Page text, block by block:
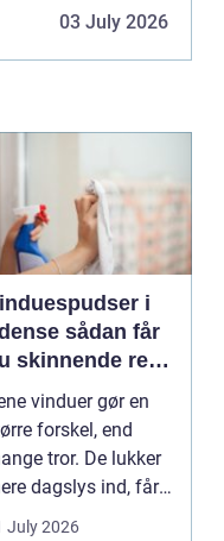
til at forbedre ...
03 July 2026
i
sådan får
skinnende rene
året rundt
vinduer gør en
forskel, end
tror. De lukker
dagslys ind, får
og erhvervs...
July 2026